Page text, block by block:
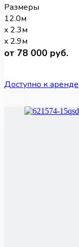
Размеры
12.0м
x 2.3м
x 2.9м
от 78 000 руб.
Доступно к аренде